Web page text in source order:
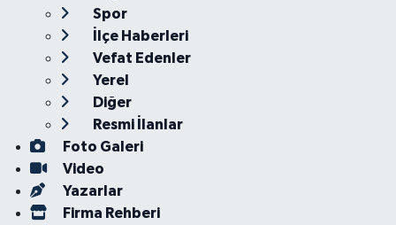
Spor
İlçe Haberleri
Vefat Edenler
Yerel
Diğer
Resmi İlanlar
Foto Galeri
Video
Yazarlar
Firma Rehberi